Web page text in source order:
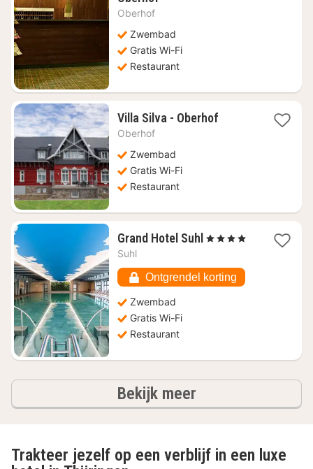
€
100,09
Oberhof
Zwembad
Gratis Wi-Fi
Restaurant
Villa Silva - Oberhof1
Oberhof
Zwembad
Gratis Wi-Fi
Restaurant
Grand Hotel Suhl 1
€
99,86
, 4 Sterren
Suhl
Ontgrendel korting
Zwembad
Gratis Wi-Fi
Restaurant
Bekijk meerhotels
Trakteer jezelf op een verblijf in een luxe